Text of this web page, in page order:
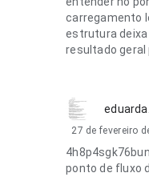
carregamento
estrutura deixa
resultado geral
27 de fevereiro
ponto de fluxo